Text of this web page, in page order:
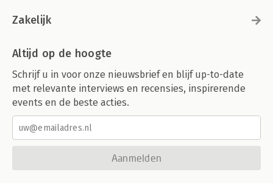
Zakelijk
Altijd op de hoogte
Schrijf u in voor onze nieuwsbrief en blijf up-to-date
met relevante interviews en recensies, inspirerende
events en de beste acties.
Aanmelden